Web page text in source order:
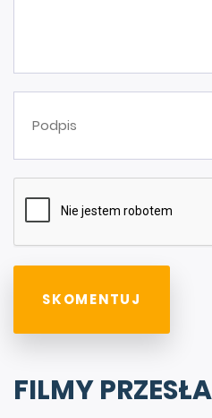
FILMY